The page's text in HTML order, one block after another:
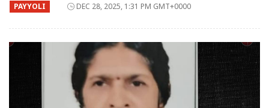
PAYYOLI DEC 28, 2025, 1:31 PM GMT+0000